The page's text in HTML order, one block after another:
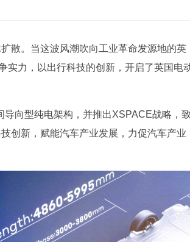
散。当这波风潮吹向工业革命发源地的英
实力，以出行科技的创新，开启了英国电
向型纯电架构，并推出XSPACE战略，
创新，赋能汽车产业发展，力促汽车产业